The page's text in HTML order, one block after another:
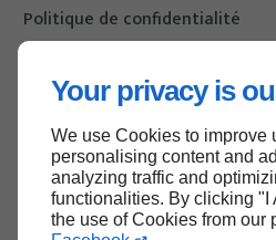
Your privacy is
We use Cookies to improve
personalising content and
analyzing traffic and
functionalities. By clicking "I
the use of Cookies from our
Politique de confidentialité
Haut de